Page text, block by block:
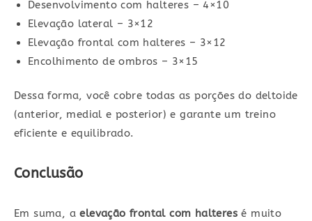
Desenvolvimento com halteres – 4×10
Elevação lateral – 3×12
Elevação frontal com halteres – 3×12
Encolhimento de ombros – 3×15
Dessa forma, você cobre todas as porções do deltoide
(anterior, medial e posterior) e garante um treino
eficiente e equilibrado.
Conclusão
Em suma, aelevação frontal com halteres é muito